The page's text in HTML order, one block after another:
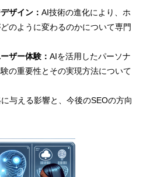
ザイン：AI技術の進化により、ホ
のように変わるのかについて専門
ザー体験：AIを活用したパーソナ
の重要性とその実現方法について
与える影響と、今後のSEOの方向